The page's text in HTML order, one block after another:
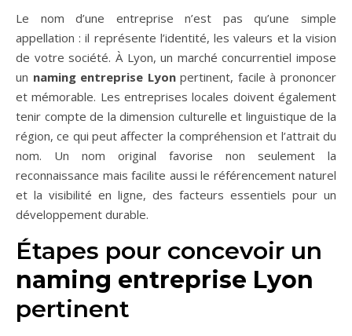
Le nom d’une entreprise n’est pas qu’une simple
appellation : il représente l’identité, les valeurs et la vision
de votre société. À Lyon, un marché concurrentiel impose
un naming entreprise Lyonpertinent, facile à prononcer
et mémorable. Les entreprises locales doivent également
tenir compte de la dimension culturelle et linguistique de la
région, ce qui peut affecter la compréhension et l’attrait du
nom. Un nom original favorise non seulement la
reconnaissance mais facilite aussi le référencement naturel
et la visibilité en ligne, des facteurs essentiels pour un
développement durable.
Étapes pour concevoir un
naming entreprise Lyon
pertinent